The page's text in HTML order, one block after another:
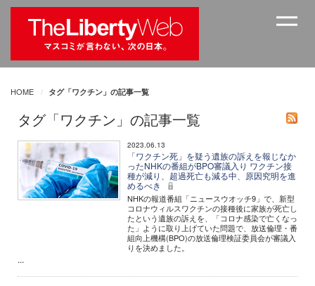
HOME タグ「ワクチン」の記事一覧
タグ「ワクチン」の記事一覧
2023.06.13
「ワクチン死」を疑う遺族の訴えを報じなか
ったNHKの番組がBPO審議入り ワクチン接
種が減り、超過死亡も減る中、原因究明を進
めるべき
NHKの報道番組「ニュースウオッチ9」で、新型
コロナウィルスワクチンの接種後に家族が死亡し
たという遺族の訴えを、「コロナ感染で亡くなっ
た」ように取り上げていた問題で、放送倫理・番
組向上機構(BPO)の放送倫理検証委員会が審議入
りを決めました。
...